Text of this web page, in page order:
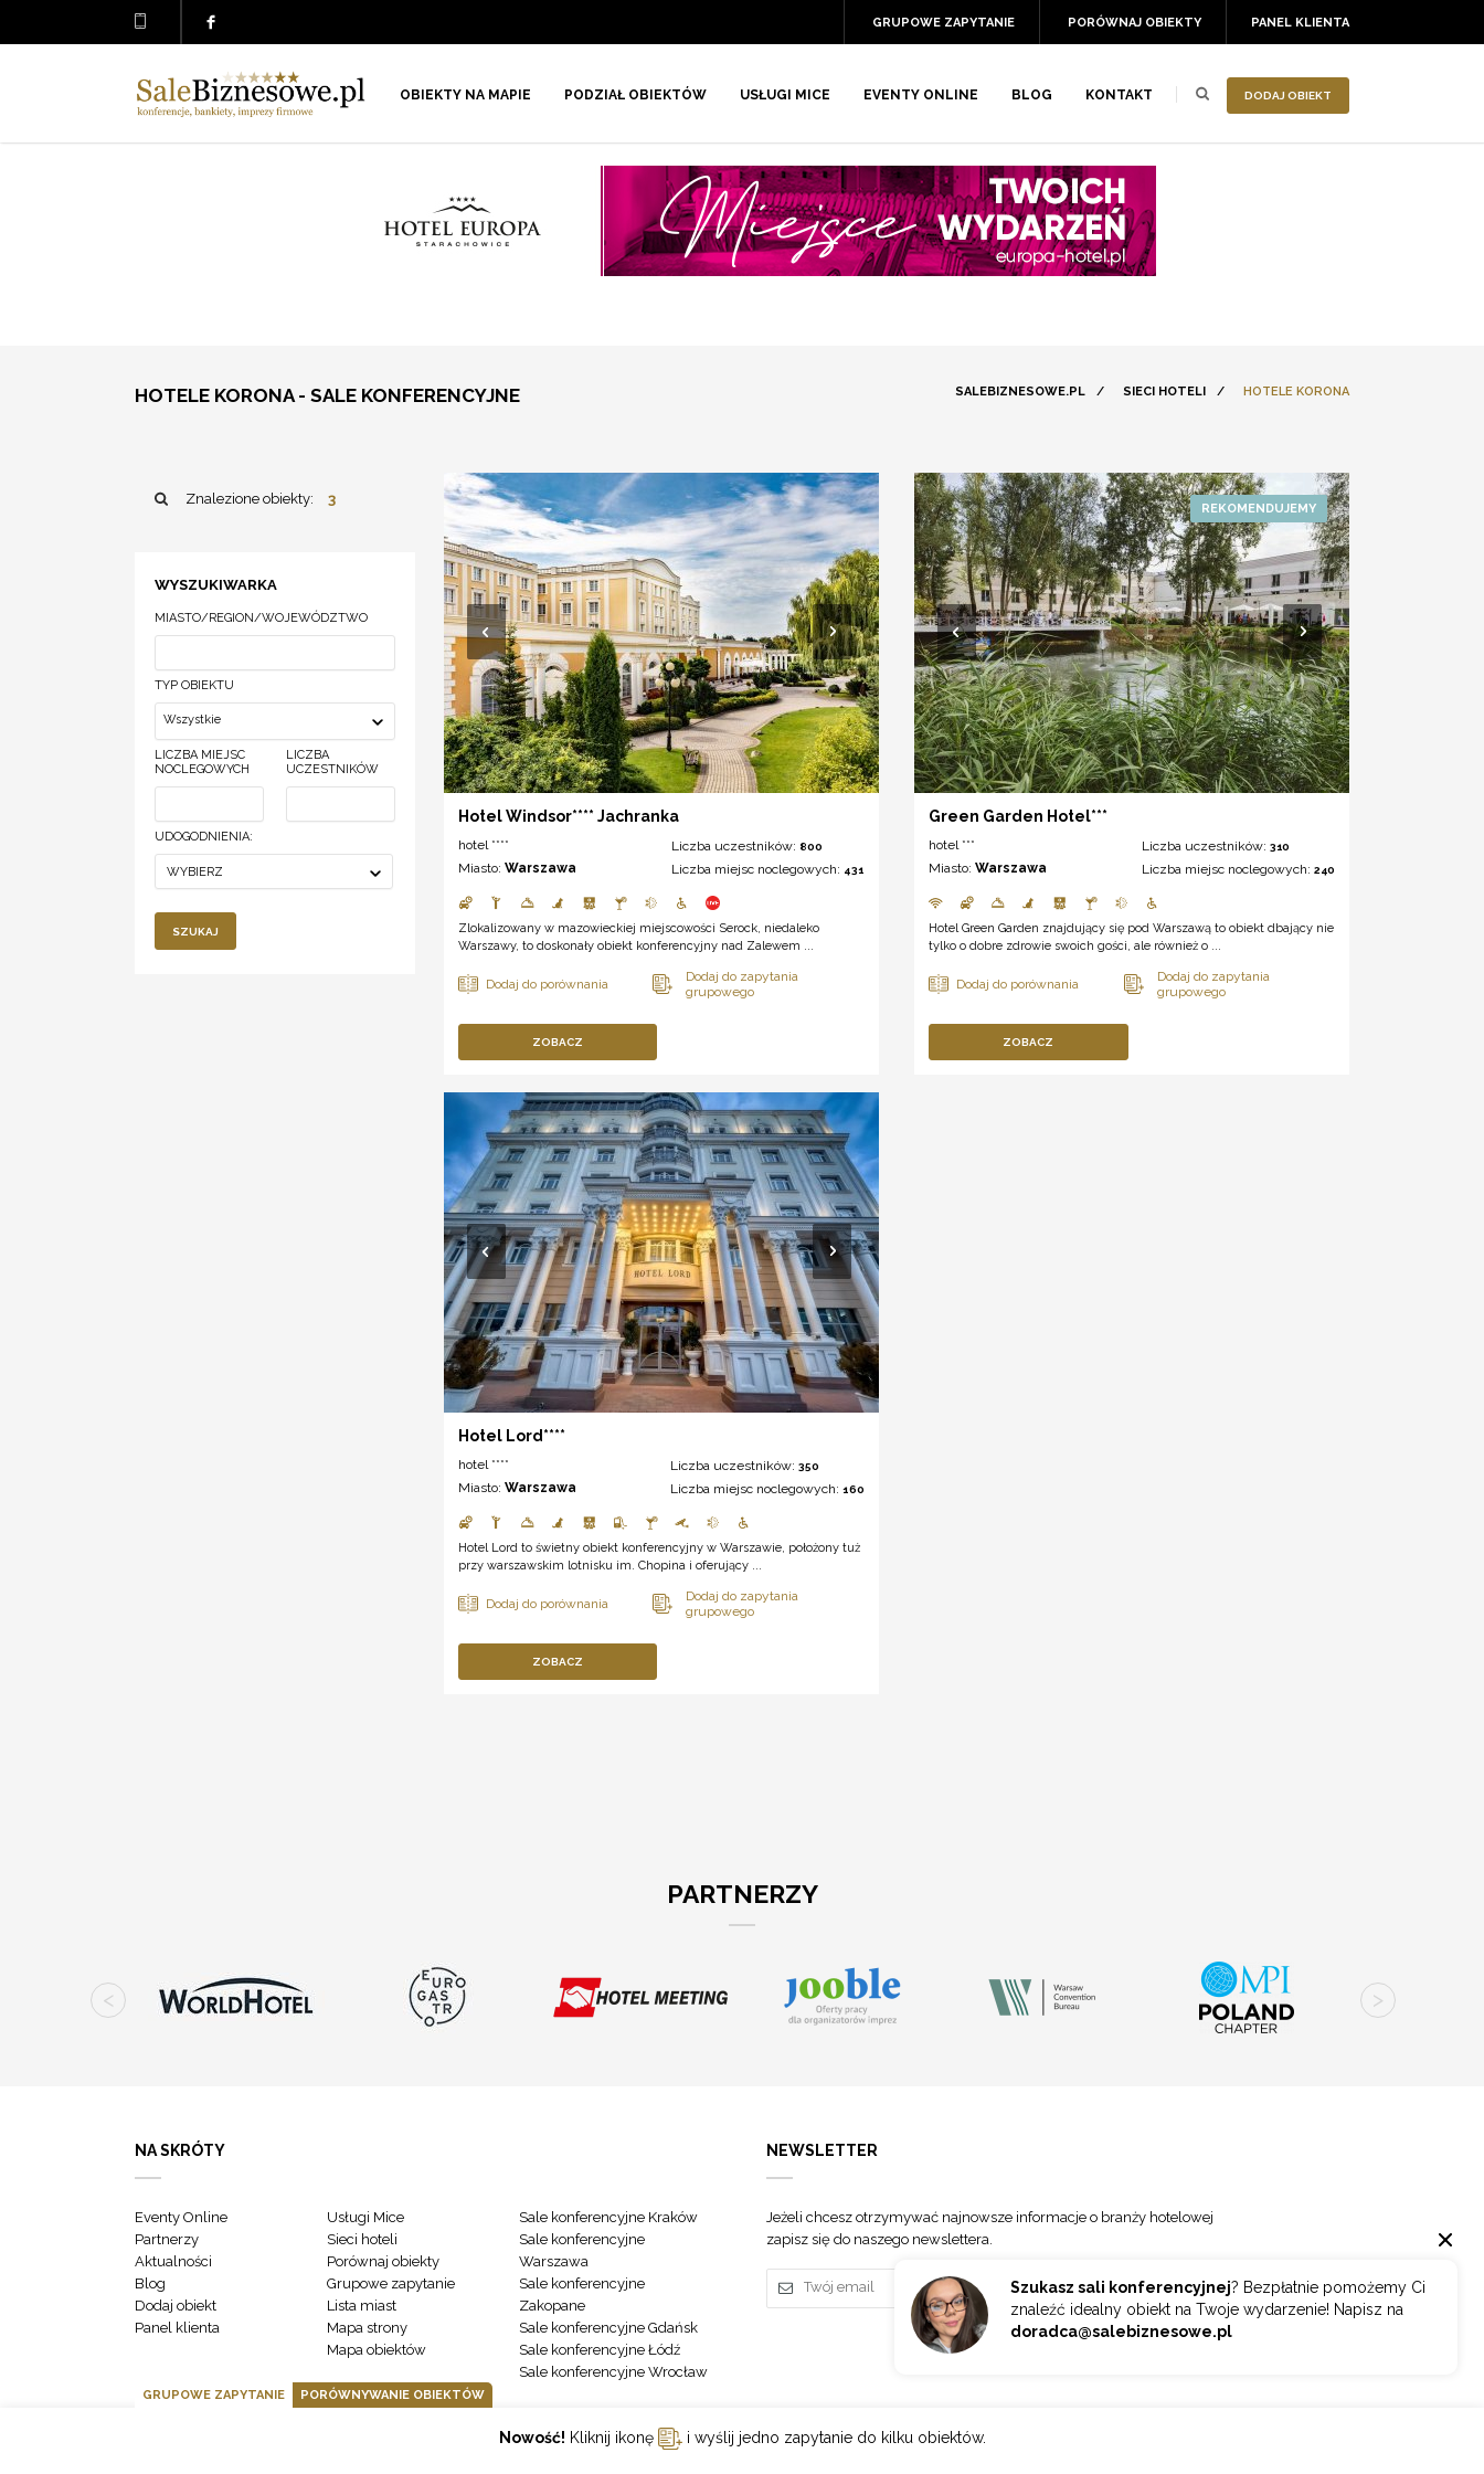
PANEL KLIENTA
PORÓWNAJ OBIEKTY
GRUPOWE ZAPYTANIE
DODAJ OBIEKT
OBIEKTY NA MAPIE PODZIAŁ OBIEKTÓW USŁUGI MICE EVENTY ONLINE BLOG KONTAKT
HOTELE KORONA - SALE KONFERENCYJNE SALEBIZNESOWE.PL / SIECI HOTELI / HOTELE KORONA
Znalezione obiekty: 3
WYSZUKIWARKA
MIASTO/REGION/WOJEWÓDZTWO
TYP OBIEKTU
Wszystkie
LICZBA MIEJSC
NOCLEGOWYCH
LICZBA
UCZESTNIKÓW
UDOGODNIENIA:
WYBIERZ
SZUKAJ
Hotel Windsor**** Jachranka
hotel ****
Miasto: Warszawa
Liczba uczestników: 800
Liczba miejsc noclegowych: 431
Zlokalizowany w mazowieckiej miejscowości Serock, niedaleko
Warszawy, to doskonały obiekt konferencyjny nad Zalewem ...
ZOBACZ
Green Garden Hotel***
hotel ***
Miasto:Warszawa
Liczba uczestników: 310
Liczba miejsc noclegowych: 240
Hotel Green Garden znajdujący się pod Warszawą to obiekt dbający nie
tylko o dobre zdrowie swoich gości, ale również o ...
ZOBACZ
Hotel Lord****
hotel ****
Miasto: Warszawa
Liczba uczestników:350
Liczba miejsc noclegowych:160
Hotel Lord to świetny obiekt konferencyjny w Warszawie, położony tuż
przy warszawskim lotnisku im. Chopina i oferujący ...
ZOBACZ
PARTNERZY
Szukasz sali konferencyjnej? Bezpłatnie pomożemy Ci
znaleźć idealny obiekt na Twoje wydarzenie! Napisz na
doradca@salebiznesowe.pl
NA SKRÓTY
Eventy Online
Partnerzy
Aktualności
Blog
Dodaj obiekt
Panel klienta
Usługi Mice
Sieci hoteli
Porównaj obiekty
Grupowe zapytanie
Lista miast
Mapa strony
Mapa obiektów
Sale konferencyjne Kraków
Sale konferencyjne
Warszawa
Sale konferencyjne
Zakopane
Sale konferencyjne Gdańsk
Sale konferencyjne Łódź
Sale konferencyjne Wrocław
NEWSLETTER
Jeżeli chcesz otrzymywać najnowsze informacje o branży hotelowej
zapisz się do naszego newslettera.
Wybierz ZAPISZ SIĘ
GRUPOWE ZAPYTANIE PORÓWNYWANIE OBIEKTÓW
Nowość! Kliknij ikonę i wyślij jedno zapytanie do kilku obiektów.